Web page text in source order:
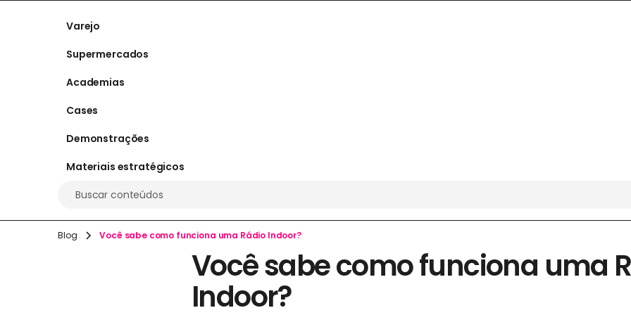
Varejo
Supermercados
Academias
Cases
Demonstrações
Materiais estratégicos
Buscar conteúdos
Blog Você sabe como funciona uma Rádio Indoor?
Você sabe como funciona uma
Indoor?